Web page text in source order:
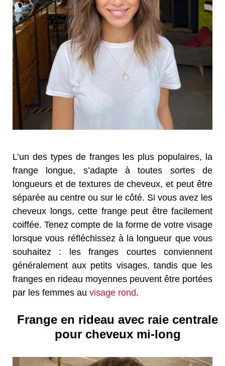
L’un des types de franges les plus populaires, la
frange longue, s’adapte à toutes sortes de
longueurs et de textures de cheveux, et peut être
séparée au centre ou sur le côté. Si vous avez les
cheveux longs, cette frange peut être facilement
coiffée. Tenez compte de la forme de votre visage
lorsque vous réfléchissez à la longueur que vous
souhaitez : les franges courtes conviennent
généralement aux petits visages, tandis que les
franges en rideau moyennes peuvent être portées
par les femmes au visage rond.
Frange en rideau avec raie centrale
pour cheveux mi-long